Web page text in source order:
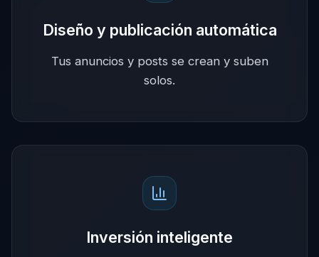
Diseño y publicación automática
Tus anuncios y posts se crean y suben
solos.
Inversión inteligente